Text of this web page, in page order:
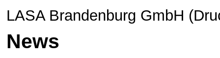
LASA Brandenburg GmbH
News